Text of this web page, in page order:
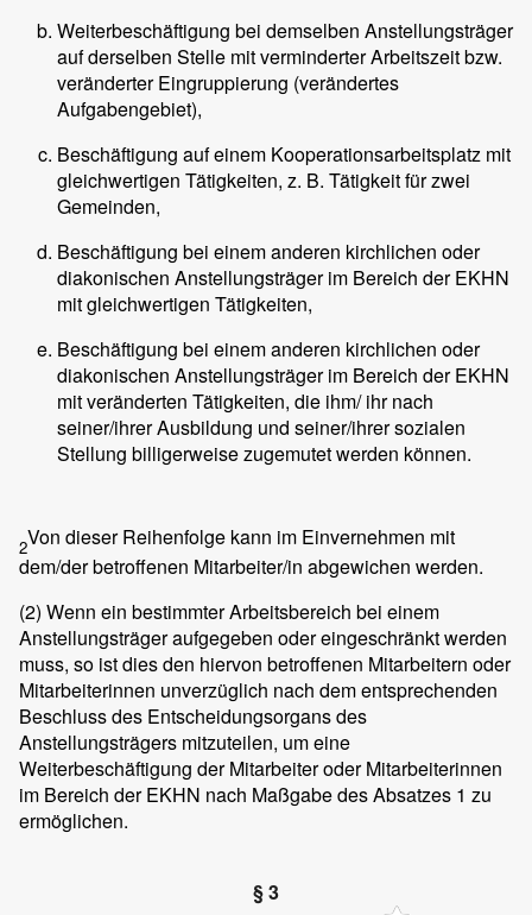
Weiterbeschäftigung bei demselben Anstellungsträger
auf derselben Stelle mit verminderter Arbeitszeit bzw.
veränderter Eingruppierung (verändertes
Aufgabengebiet),
Beschäftigung auf einem Kooperationsarbeitsplatz mit
gleichwertigen Tätigkeiten, z. B. Tätigkeit für zwei
Gemeinden,
Beschäftigung bei einem anderen kirchlichen oder
diakonischen Anstellungsträger im Bereich der EKHN
mit gleichwertigen Tätigkeiten,
Beschäftigung bei einem anderen kirchlichen oder
diakonischen Anstellungsträger im Bereich der EKHN
mit veränderten Tätigkeiten, die ihm/ ihr nach
seiner/ihrer Ausbildung und seiner/ihrer sozialen
Stellung billigerweise zugemutet werden können.
2Von dieser Reihenfolge kann im Einvernehmen mit
dem/der betroffenen Mitarbeiter/in abgewichen werden.
(2) Wenn ein bestimmter Arbeitsbereich bei einem
Anstellungsträger aufgegeben oder eingeschränkt werden
muss, so ist dies den hiervon betroffenen Mitarbeitern oder
Mitarbeiterinnen unverzüglich nach dem entsprechenden
Beschluss des Entscheidungsorgans des
Anstellungsträgers mitzuteilen, um eine
Weiterbeschäftigung der Mitarbeiter oder Mitarbeiterinnen
im Bereich der EKHN nach Maßgabe des Absatzes 1 zu
ermöglichen.
§ 3